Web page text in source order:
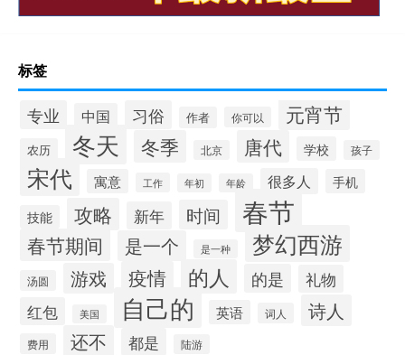
标签
专业 中国 习俗 作者 你可以 元宵节
农历 冬天 冬季 北京 唐代 学校 孩子
宋代 寓意 工作 年初 年龄 很多人 手机
技能 攻略 新年 时间 春节
春节期间 是一个 是一种 梦幻西游
汤圆 游戏 疫情 的人 的是
礼物
红包
美国 自己的 英语 词人 诗人
费用 还不 都是 陆游